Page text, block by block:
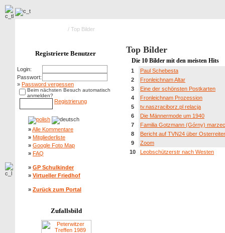
/ Top Bilder
Registrierte Benutzer
Login:
Passwort:
» Password vergessen
Beim nächsten Besuch automatisch
anmelden?
Registrierung
»Alle Kommentare
» Mitgliederliste
» Google Foto Map
» FAQ
» GP Schulkinder
» Virtueller Friedhof
» Zurück zum Portal
Zufallsbild
Top Bilder
Die 10 Bilder mit den meisten Hits
1
Paul Schebesta
2
Fronleichnam Altar
3
Eine der schönsten Postkarten
4
Fronleichnam Prozession
5
tv.naszraciborz.pl relacja
6
Die Männermode um 1940
7
Familia Gotzmann (Górny)
8
Bericht auf TVN24 über
9
Zoom
10
Leobschützerstr nach Westen